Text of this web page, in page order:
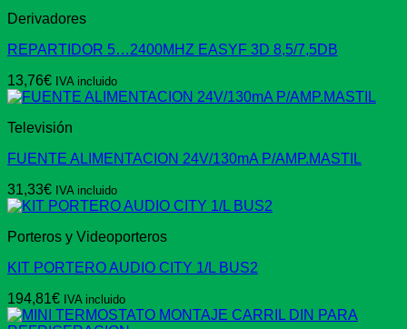
Derivadores
REPARTIDOR 5…2400MHZ EASYF 3D 8,5/7,5DB
13,76€ IVA incluido
Televisión
FUENTE ALIMENTACION 24V/130mA P/AMP.MASTIL
31,33€ IVA incluido
Porteros y Videoporteros
KIT PORTERO AUDIO CITY 1/L BUS2
194,81€ IVA incluido